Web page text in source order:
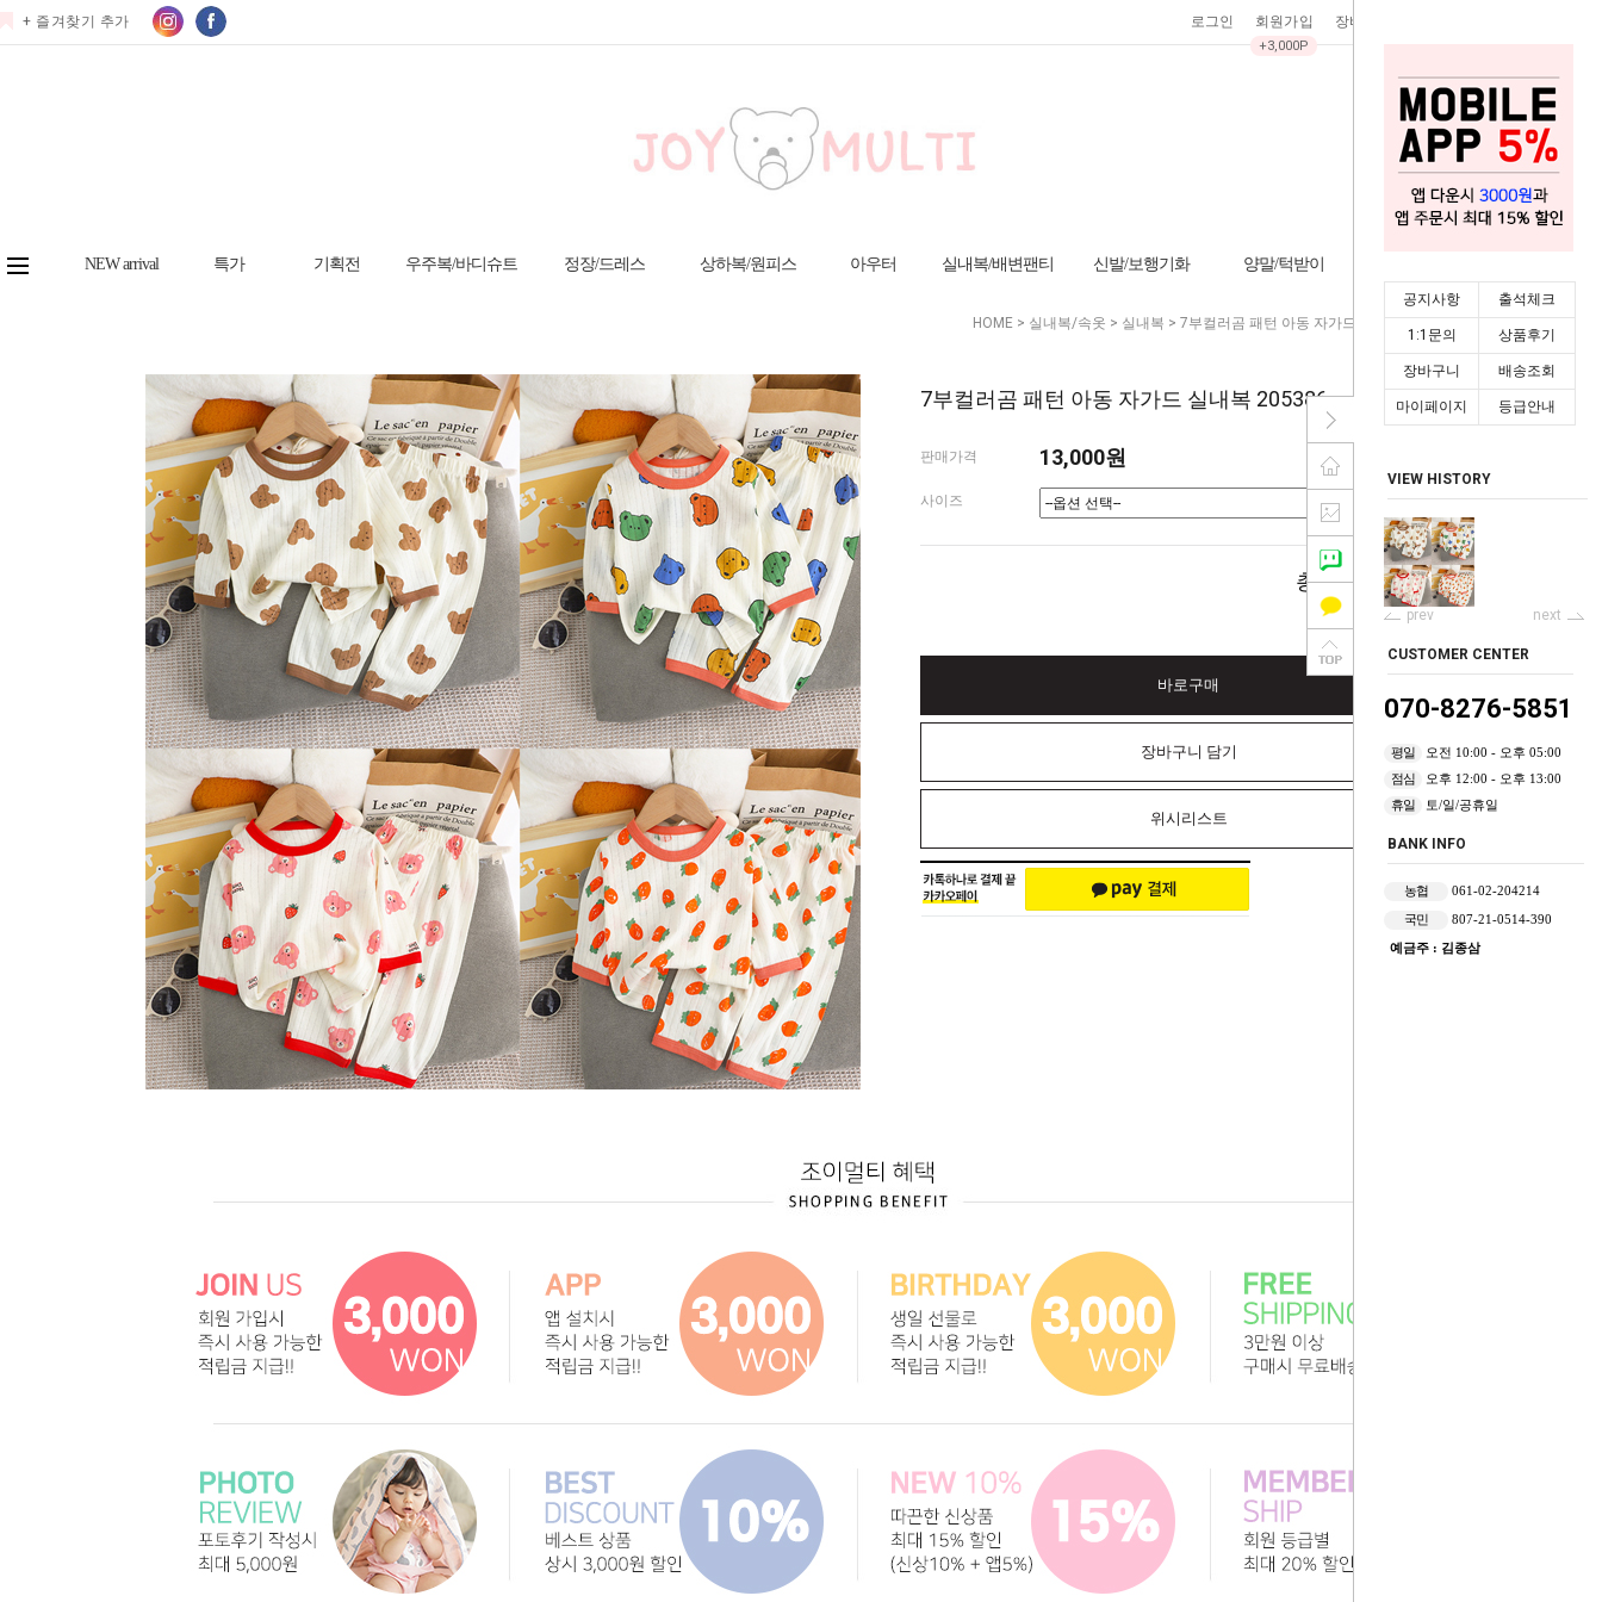
공지사항 출석체크
1:1문의 상품후기
장바구니 배송조회
마이페이지 등급안내
VIEW HISTORY
prev next
CUSTOMER CENTER
070-8276-5851
평일
오전 10:00 - 오후 05:00
점심
오후 12:00 - 오후 13:00
휴일
토/일/공휴일
BANK INFO
농협
061-02-204214
국민
807-21-0514-390
예금주 : 김종삼
+ 즐겨찾기 추가 로그인 회원가입
+3,000P
장바구니
NEW arrival 특가 기획전 우주복/바디슈트 정장/드레스 상하복/원피스 아우터 실내복/배변팬티 신발/보행기화 양말/턱받이
HOME > 실내복/속옷 > 실내복 > 7부컬러곰 패턴 아동 자가드 실내복 205386
7부컬러곰 패턴 아동 자가드 실내복 205386
판매가격 13,000원
사이즈
총 상품 금액0원
바로구매
장바구니 담기
위시리스트